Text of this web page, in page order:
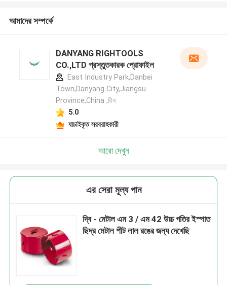
আমাদের সম্পর্কে
DANYANG RIGHTOOLS
CO.,LTD প্রস্তুতকারক প্রোফাইল
East Industry Park,Danbei
Town,Danyang City,Jiangsu
Province,China ,চীন
5.0
যাচাইকৃত সরবরাহকারী
আরো দেখুন
এর সেরা মূল্য পান
দ্বি - মেটাল এম 3 / এম 42 উচ্চ গতির ইস্পাত
ছিদ্র মেটাল শীট লাল রঙের জন্য দেখেছি